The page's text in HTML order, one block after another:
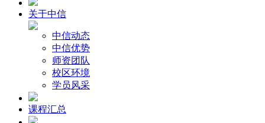
关于中信
中信动态
中信优势
师资团队
校区环境
学员风采
课程汇总